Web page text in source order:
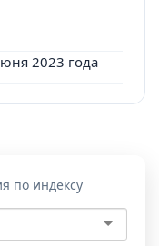
2023 года
по индексу